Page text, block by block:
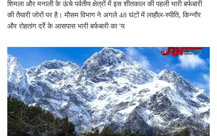
शिमला और मनाली के ऊंचे पर्वतीय क्षेत्रों में इस शीतकाल की पहली भारी बर्फबारी
की तैयारी जोरों पर है। मौसम विभाग ने अगले 48 घंटों में लाहौल-स्पीति, किन्नौर
और रोहतांग दर्रे के आसपास भारी बर्फबारी का 'य